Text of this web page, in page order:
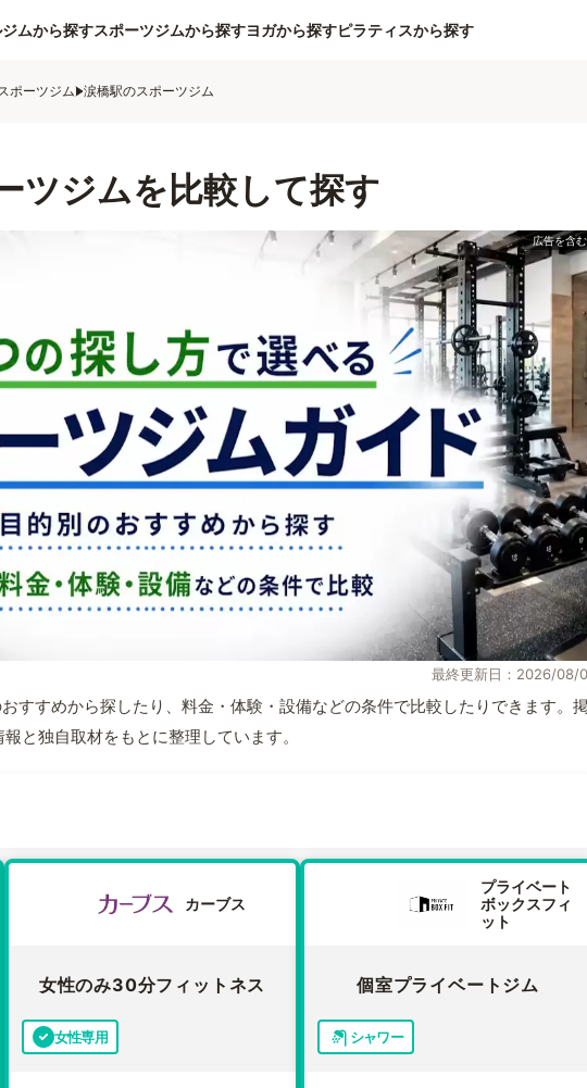
ムから探すスポーツジムから探すヨガから探すピラティスから探す
ポーツジム 涙橋駅のスポーツジム
ツジムを比較して探す
最終更新日：2026/08/
すすめから探したり、料金・体験・設備などの条件で比較したりできます。
と独自取材をもとに整理しています。
カーブス
女性のみ30分フィットネス
女性専用
プライベート
ボックスフィ
ット
個室プライベートジム
シャワー